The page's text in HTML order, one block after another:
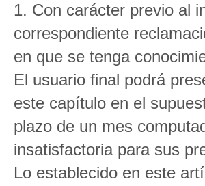
1. Con carácter previo al
correspondiente
en que se tenga
El usuario final podrá
este capítulo en el
plazo de un mes
insatisfactoria para sus
Lo establecido en este